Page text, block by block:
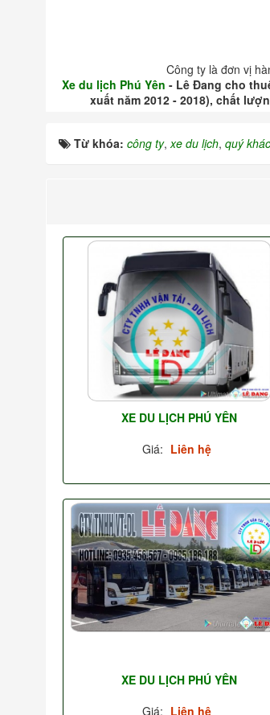
Công ty là đơn vị
Xe du lịch Phú Yên - Lê Đang cho
xuất năm 2012 - 2018), chất
Từ khóa: công ty, xe du lịch, quý
XE DU LỊCH PHÚ YÊN
Giá: Liên hệ
XE DU LỊCH PHÚ YÊN
Giá: Liên hệ